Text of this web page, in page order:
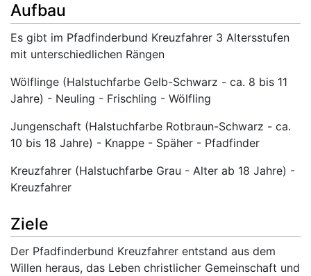
Aufbau
Es gibt im Pfadfinderbund Kreuzfahrer 3 Altersstufen
mit unterschiedlichen Rängen
Wölflinge (Halstuchfarbe Gelb-Schwarz - ca. 8 bis 11
Jahre) - Neuling - Frischling - Wölfling
Jungenschaft (Halstuchfarbe Rotbraun-Schwarz - ca.
10 bis 18 Jahre) - Knappe - Späher - Pfadfinder
Kreuzfahrer (Halstuchfarbe Grau - Alter ab 18 Jahre) -
Kreuzfahrer
Ziele
Der Pfadfinderbund Kreuzfahrer entstand aus dem
Willen heraus, das Leben christlicher Gemeinschaft und